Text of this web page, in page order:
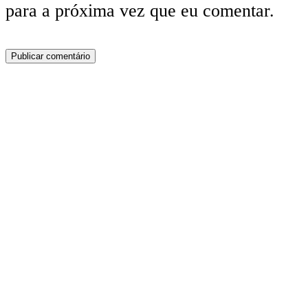
para a próxima vez que eu comentar.